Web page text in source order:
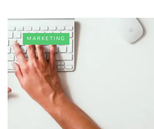
MARKETING